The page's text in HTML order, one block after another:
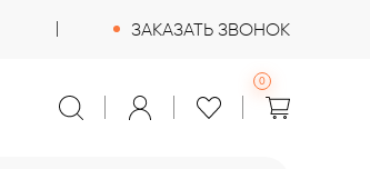
ЗАКАЗАТЬ ЗВОНОК
0